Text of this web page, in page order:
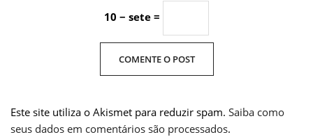
10 − sete =
Este site utiliza o Akismet para reduzir spam. Saiba como
seus dados em comentários são processados.